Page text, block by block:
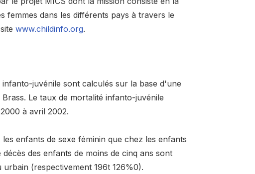
femmes dans les différents pays à travers le
www.childinfo.org.
juvénile sont calculés sur la base d'une
Le taux de mortalité infanto-juvénile
à avril 2002.
enfants de sexe féminin que chez les enfants
des enfants de moins de cinq ans sont
(respectivement 196t 126%0).